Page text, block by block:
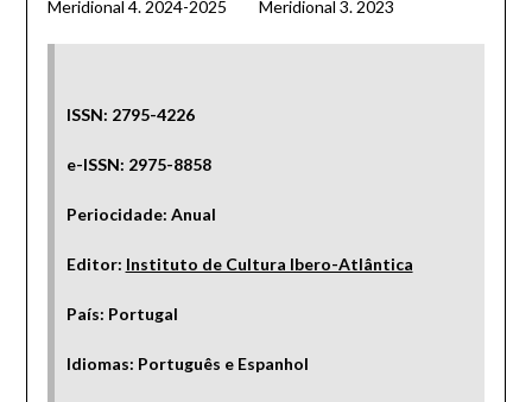
Meridional 4. 2024-2025 Meridional 3. 2023
ISSN: 2795-4226
e-ISSN: 2975-8858
Periocidade: Anual
Editor: Instituto de Cultura Ibero-Atlântica
País: Portugal
Idiomas: Português e Espanhol